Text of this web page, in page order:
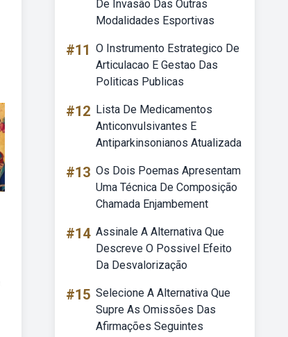
De Invasão Das Outras
Modalidades Esportivas
#11 O Instrumento Estrategico De
Articulacao E Gestao Das
Politicas Publicas
#12 Lista De Medicamentos
Anticonvulsivantes E
Antiparkinsonianos Atualizada
#13 Os Dois Poemas Apresentam
Uma Técnica De Composição
Chamada Enjambement
#14 Assinale A Alternativa Que
Descreve O Possivel Efeito
Da Desvalorização
#15 Selecione A Alternativa Que
Supre As Omissões Das
Afirmações Seguintes